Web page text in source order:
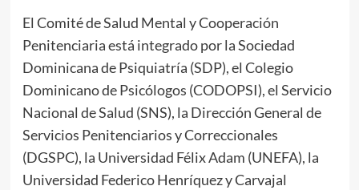
El Comité de Salud Mental y Cooperación
Penitenciaria está integrado por la Sociedad
Dominicana de Psiquiatría (SDP), el Colegio
Dominicano de Psicólogos (CODOPSI), el Servicio
Nacional de Salud (SNS), la Dirección General de
Servicios Penitenciarios y Correccionales
(DGSPC), la Universidad Félix Adam (UNEFA), la
Universidad Federico Henríquez y Carvajal